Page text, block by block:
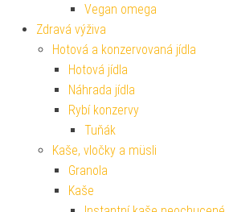
Vegan omega
Zdravá výživa
Hotová a konzervovaná jídla
Hotová jídla
Náhrada jídla
Rybí konzervy
Tuňák
Kaše, vločky a müsli
Granola
Kaše